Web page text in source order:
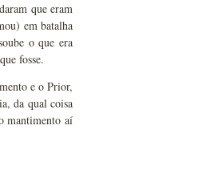
que eram
em batalha
o que era
fosse.
e o Prior,
da qual coisa
mantimento aí